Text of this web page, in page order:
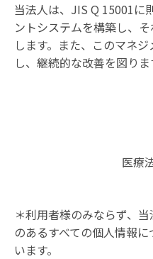
当法人は、JIS Q 15001に
ントシステムを構築し、
します。また、このマネ
し、継続的な改善を図りま
医療
＊利用者様のみならず、
のあるすべての個人情報
います。